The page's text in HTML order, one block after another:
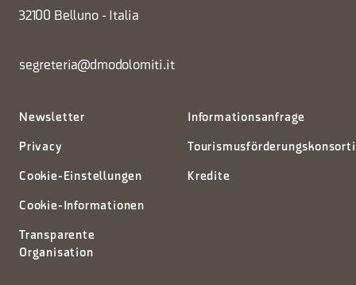
32100 Belluno - Italia
segreteria@dmodolomiti.it
Newsletter
Privacy
Cookie-Einstellungen
Cookie-Informationen
Transparente
Organisation
Informationsanfrage
Kredite